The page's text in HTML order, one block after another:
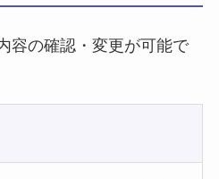
容の確認・変更が可能で